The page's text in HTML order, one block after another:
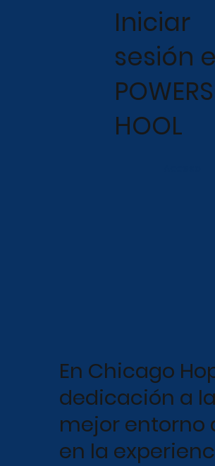
Iniciar
sesión
HOOL
En Chicago
dedicación a
mejor entorno
en la